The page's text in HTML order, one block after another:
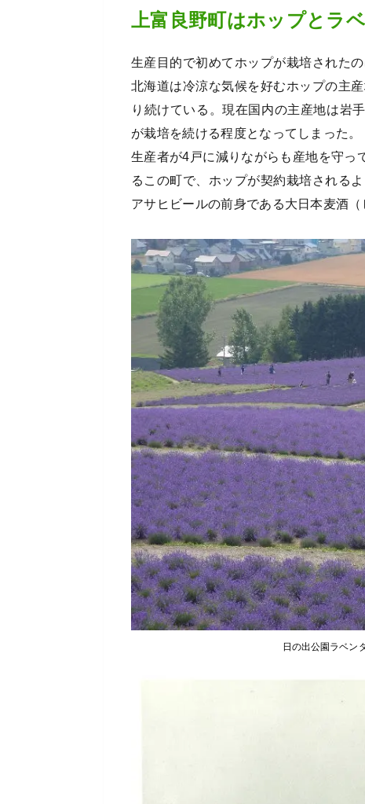
上富良野町はホップとラ
生産目的で初めてホップが栽培された
北海道は冷涼な気候を好むホップの主
り続けている。現在国内の主産地は岩
が栽培を続ける程度となってしまった。
生産者が4戸に減りながらも産地を守っ
るこの町で、ホップが契約栽培される
アサヒビールの前身である大日本麦酒
日の出公園ラベン